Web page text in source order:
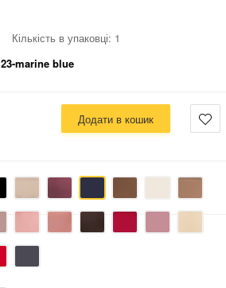
Кількість в упаковці: 1
23-marine blue
Додати в кошик